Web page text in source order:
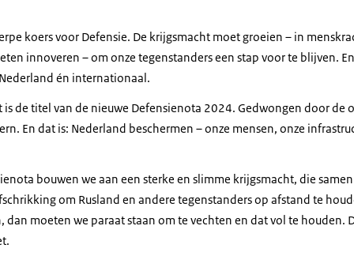
koers voor Defensie. De krijgsmacht moet groeien – in
innoveren – om onze tegenstanders een stap voor te blijven.
én internationaal.
is de titel van de nieuwe Defensienota 2024. Gedwongen door de
En dat is: Nederland beschermen – onze mensen, onze
bouwen we aan een sterke en slimme krijgsmacht, die
om Rusland en andere tegenstanders op afstand te
dan moeten we paraat staan om te vechten en dat vol te houden.